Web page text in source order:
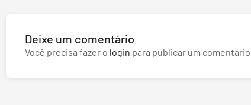
Deixe um comentário
Você precisa fazer o login para publicar um comentário.